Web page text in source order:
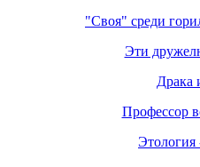
"Своя" среди
Эти
Драка
Профессор
Этология